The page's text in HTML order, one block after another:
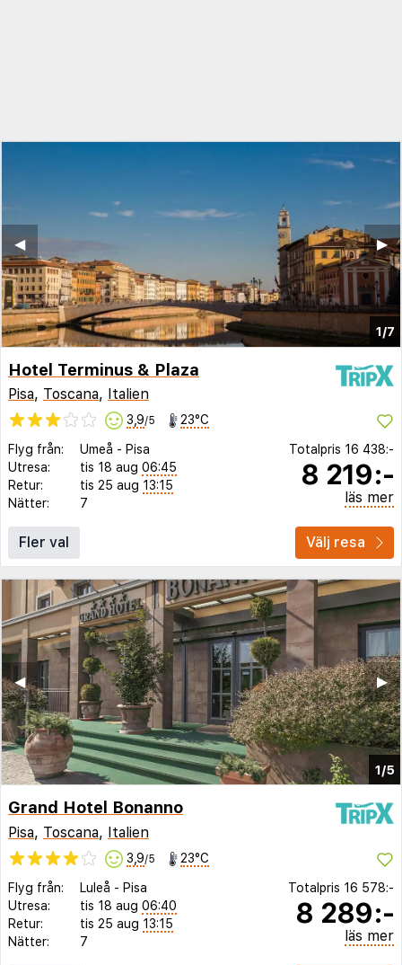
1/7
▶︎
◀︎
Hotel Terminus & Plaza
Pisa, Toscana, Italien
3,9/5 23°C
Flyg från: Umeå - Pisa
Utresa:
tis 18 aug 06:45
Retur:
tis 25 aug 13:15
Nätter:
7
Totalpris 16 438:-
8 219:-
läs mer
Fler val Välj resa
1/5
▶︎
◀︎
Grand Hotel Bonanno
Pisa, Toscana, Italien
3,9/5 23°C
Flyg från: Luleå - Pisa
Utresa:
tis 18 aug 06:40
Retur:
tis 25 aug 13:15
Nätter:
7
Totalpris 16 578:-
8 289:-
läs mer